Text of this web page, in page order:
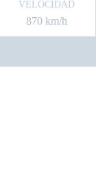
VELOCIDAD
870 km/h